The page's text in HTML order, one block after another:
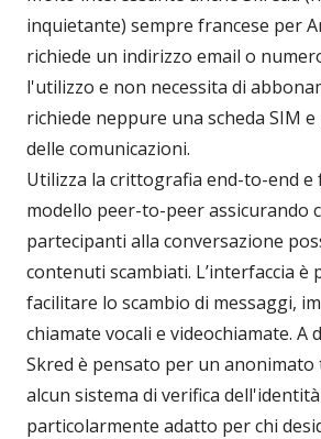
inquietante) sempre francese per
richiede un indirizzo email o
l'utilizzo e non necessita di
richiede neppure una scheda SIM
delle comunicazioni.
Utilizza la crittografia end-to-end e
modello peer-to-peer assicurando
partecipanti alla conversazione
contenuti scambiati. L’interfaccia
facilitare lo scambio di messaggi,
chiamate vocali e videochiamate. A
Skred è pensato per un anonimato
alcun sistema di verifica
particolarmente adatto per chi